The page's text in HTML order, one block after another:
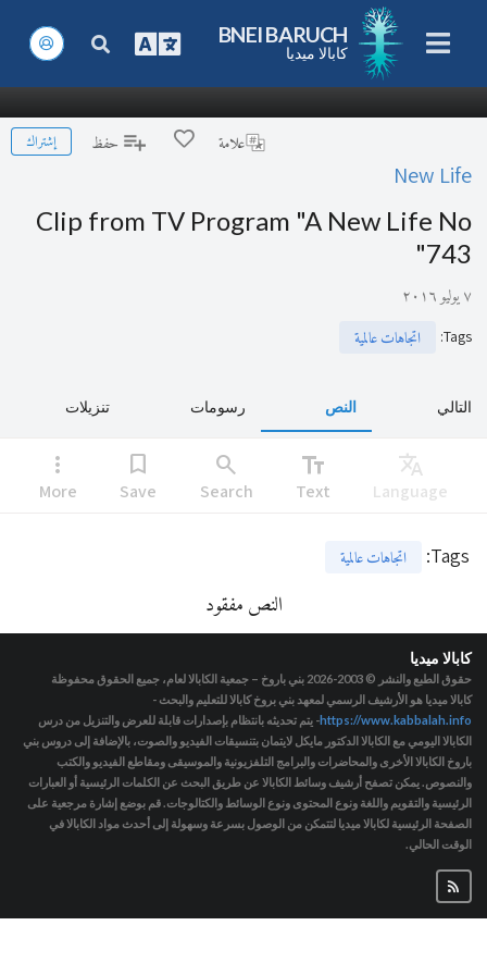
BNEI BARUCH
كابالا ميديا
علامة حفظ إشتراك
New Life
Clip from TV Program "A New Life No
743"
٧ يوليو ٢٠١٦
Tags
: اتجاهات عالمية
التالي النص رسومات تنزيلات
Translate
Language
text_fields
Text
search
Search
bookmark
Save
more_vert
More
Tags
: اتجاهات عالمية
النص مفقود
كابالا ميديا
حقوق الطبع والنشر © 2003-2026
بني باروخ – جمعية الكابالا لعام، جميع الحقوق محفوظة
كابالا ميديا هو الأرشيف الرسمي لمعهد بني بروخ كابالا للتعليم والبحث -
https://www.kabbalah.info- يتم تحديثه بانتظام بإصدارات قابلة للعرض والتنزيل من درس
الكابالا اليومي مع الكابالا الدكتور مايكل لايتمان بتنسيقات الفيديو والصوت، بالإضافة إلى دروس بني
باروخ الكابالا الأخرى والمحاضرات والبرامج التلفزيونية والموسيقى ومقاطع الفيديو والكتب
والنصوص. يمكن تصفح أرشيف وسائط الكابالا عن طريق البحث عن الكلمات الرئيسية أو العبارات
الرئيسية والتقويم واللغة ونوع المحتوى ونوع الوسائط والكتالوجات. قم بوضع إشارة مرجعية على
الصفحة الرئيسية لكابالا ميديا لتتمكن من الوصول بسرعة وسهولة إلى أحدث مواد الكابالا في
الوقت الحالي.